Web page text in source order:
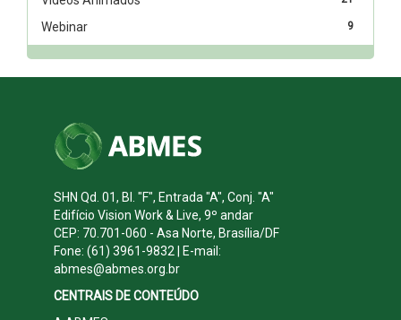
9
Webinar
SHN Qd. 01, Bl. "F", Entrada "A", Conj. "A"
Edifício Vision Work & Live, 9º andar
CEP: 70.701-060 - Asa Norte, Brasília/DF
Fone: (61) 3961-9832 | E-mail:
abmes@abmes.org.br
CENTRAIS DE CONTEÚDO